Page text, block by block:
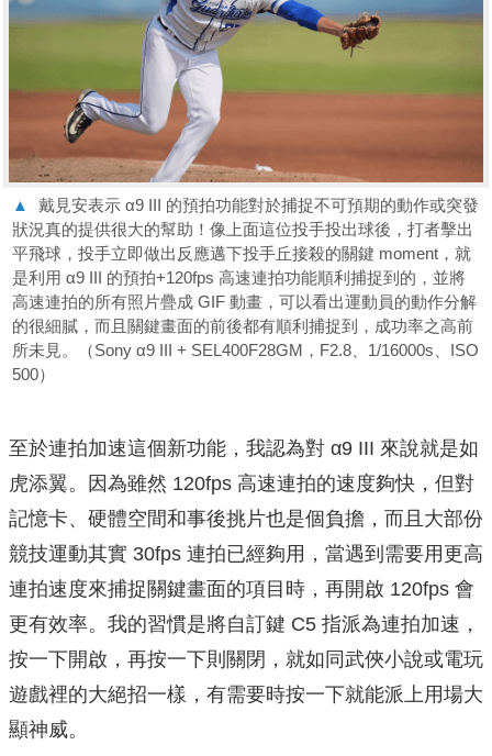
▲
戴見安表示 α9 III 的預拍功能對於捕捉不可預期的動作或突發
狀況真的提供很大的幫助！像上面這位投手投出球後，打者擊出
平飛球，投手立即做出反應邁下投手丘接殺的關鍵 moment，就
是利用 α9 III 的預拍+120fps 高速連拍功能順利捕捉到的，並將
高速連拍的所有照片疊成 GIF 動畫，可以看出運動員的動作分解
的很細膩，而且關鍵畫面的前後都有順利捕捉到，成功率之高前
所未見。（Sony α9 III + SEL400F28GM，F2.8、1/16000s、ISO
500）
至於連拍加速這個新功能，我認為對 α9 III 來說就是如
虎添翼。因為雖然 120fps 高速連拍的速度夠快，但對
記憶卡、硬體空間和事後挑片也是個負擔，而且大部份
競技運動其實 30fps 連拍已經夠用，當遇到需要用更高
連拍速度來捕捉關鍵畫面的項目時，再開啟 120fps 會
更有效率。我的習慣是將自訂鍵 C5 指派為連拍加速，
按一下開啟，再按一下則關閉，就如同武俠小說或電玩
遊戲裡的大絕招一樣，有需要時按一下就能派上用場大
顯神威。